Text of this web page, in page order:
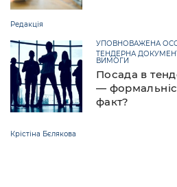
Редакція
Посада в
—
факт?
УПОВНОВАЖЕНА
ТЕНДЕРНА
ВИМОГИ
Крістіна Бєлякова